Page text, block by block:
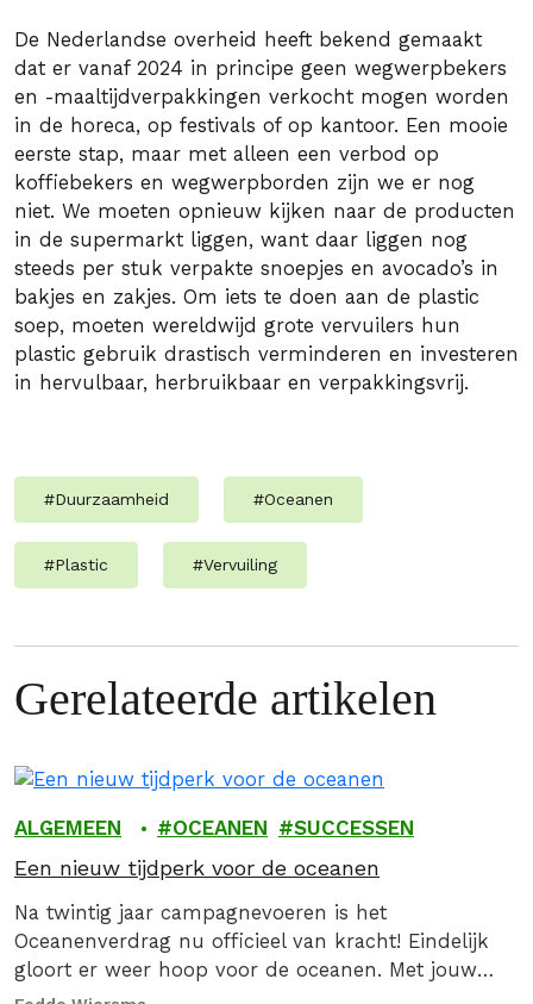
De Nederlandse overheid heeft bekend gemaakt
dat er vanaf 2024 in principe geen wegwerpbekers
en -maaltijdverpakkingen verkocht mogen worden
in de horeca, op festivals of op kantoor. Een mooie
eerste stap, maar met alleen een verbod op
koffiebekers en wegwerpborden zijn we er nog
niet. We moeten opnieuw kijken naar de producten
in de supermarkt liggen, want daar liggen nog
steeds per stuk verpakte snoepjes en avocado’s in
bakjes en zakjes. Om iets te doen aan de plastic
soep, moeten wereldwijd grote vervuilers hun
plastic gebruik drastisch verminderen en investeren
in hervulbaar, herbruikbaar en verpakkingsvrij.
#Duurzaamheid #Oceanen
#Plastic #Vervuiling
Gerelateerde artikelen
ALGEMEEN OCEANEN SUCCESSEN
Een nieuw tijdperk voor de oceanen
Na twintig jaar campagnevoeren is het
Oceanenverdrag nu officieel van kracht! Eindelijk
gloort er weer hoop voor de oceanen. Met jouw
onmisbare steun hebben we de wetteloosheid op